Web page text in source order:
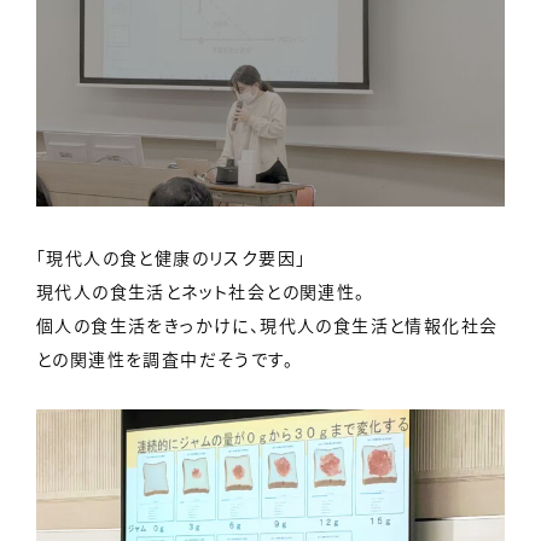
「現代人の食と健康のリスク要因」
現代人の食生活とネット社会との関連性。
個人の食生活をきっかけに、現代人の食生活と情報化社会
との関連性を調査中だそうです。